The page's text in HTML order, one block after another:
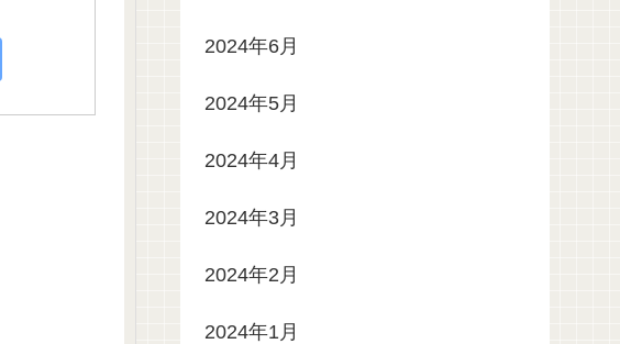
2024年6月
2024年5月
2024年4月
2024年3月
2024年2月
2024年1月